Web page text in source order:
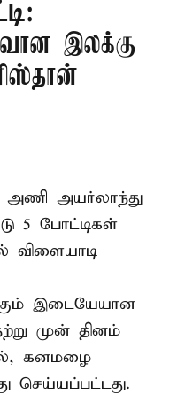
இலக்கு
அணி அயர்லாந்து
5 போட்டிகள்
இடையேயான
முன் தினம்
கனமழை
செய்யப்பட்டது.